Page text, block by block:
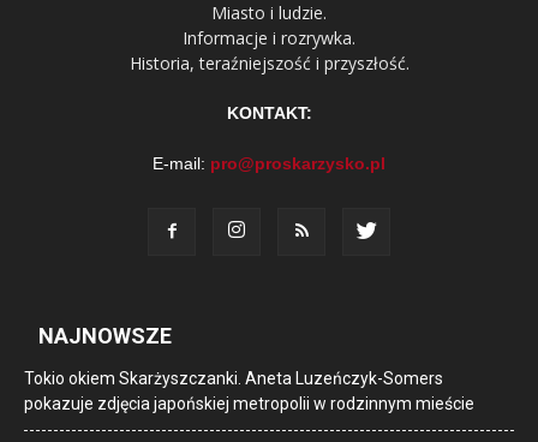
Miasto i ludzie.
Informacje i rozrywka.
Historia, teraźniejszość i przyszłość.
KONTAKT:
E-mail: pro@proskarzysko.pl
NAJNOWSZE
Tokio okiem Skarżyszczanki. Aneta Luzeńczyk-Somers
pokazuje zdjęcia japońskiej metropolii w rodzinnym mieście